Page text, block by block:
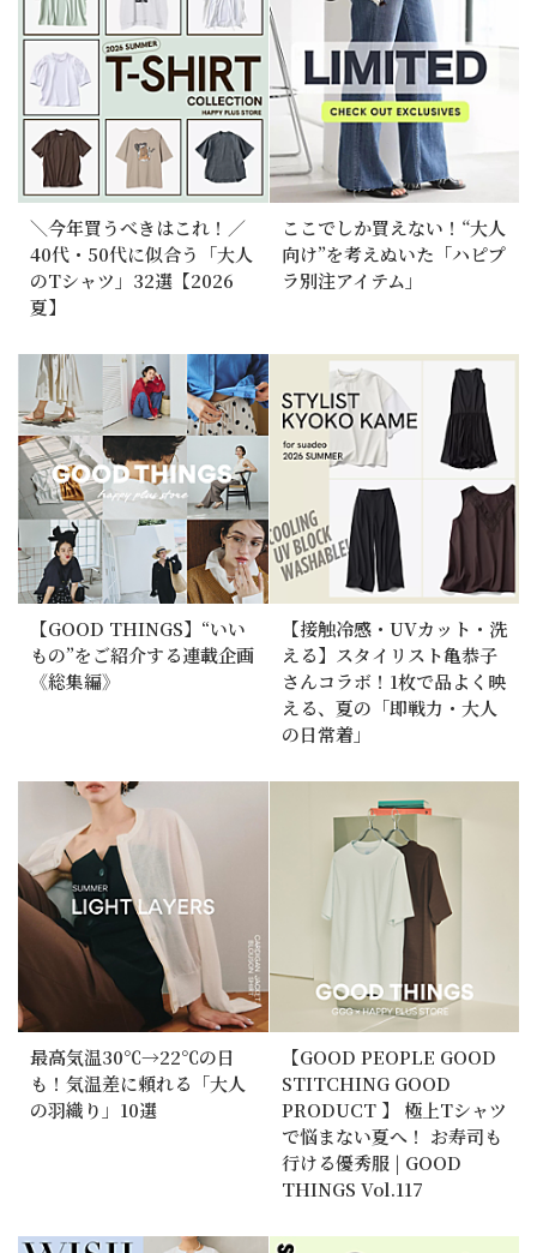
＼今年買うべきはこれ！／
40代・50代に似合う「大人
のTシャツ」32選【2026
夏】
ここでしか買えない！“大人
向け”を考えぬいた「ハピプ
ラ別注アイテム」
【GOOD THINGS】“いい
もの”をご紹介する連載企画
《総集編》
【接触冷感・UVカット・洗
える】スタイリスト亀恭子
さんコラボ！1枚で品よく映
える、夏の「即戦力・大人
の日常着」
最高気温30℃→22℃の日
も！気温差に頼れる「大人
の羽織り」10選
【GOOD PEOPLE GOOD
STITCHING GOOD
PRODUCT 】 極上Tシャツ
で悩まない夏へ！ お寿司も
行ける優秀服 | GOOD
THINGS Vol.117